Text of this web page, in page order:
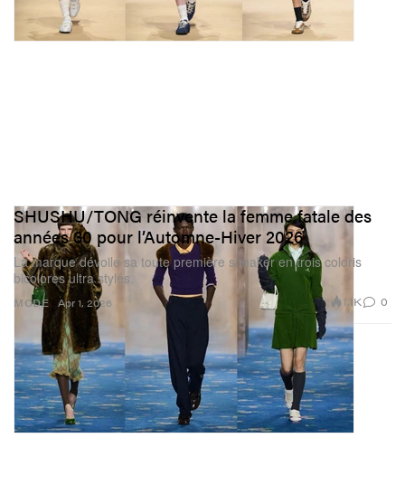
MODE
SHUSHU/TONG réinvente la femme fatale des
années 30 pour l’Automne-Hiver 2026
La marque dévoile sa toute première sneaker en trois coloris
bicolores ultra stylés.
Apr 1, 2026 1.1K 0